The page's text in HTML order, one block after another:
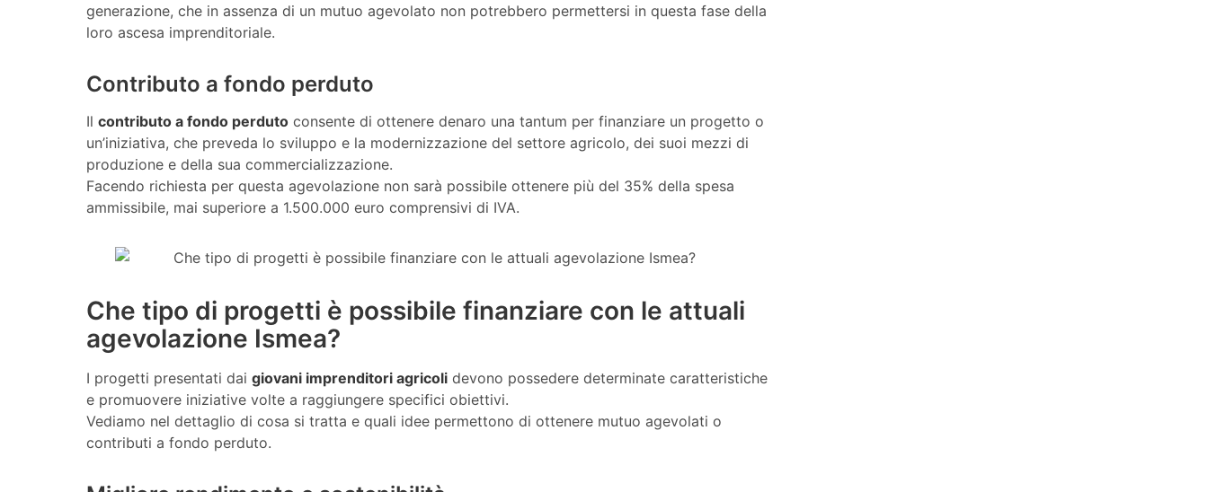
generazione, che in assenza di un mutuo agevolato non potrebbero permettersi in questa fase della
loro ascesa imprenditoriale.
Contributo a fondo perduto
Il contributo a fondo perduto consente di ottenere denaro una tantum per finanziare un progetto o
un’iniziativa, che preveda lo sviluppo e la modernizzazione del settore agricolo, dei suoi mezzi di
produzione e della sua commercializzazione.
Facendo richiesta per questa agevolazione non sarà possibile ottenere più del 35% della spesa
ammissibile, mai superiore a 1.500.000 euro comprensivi di IVA.
Che tipo di progetti è possibile finanziare con le attuali
agevolazione Ismea?
I progetti presentati dai giovani imprenditori agricoli devono possedere determinate caratteristiche
e promuovere iniziative volte a raggiungere specifici obiettivi.
Vediamo nel dettaglio di cosa si tratta e quali idee permettono di ottenere mutuo agevolati o
contributi a fondo perduto.